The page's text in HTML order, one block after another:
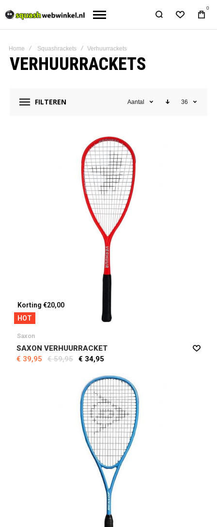
0
Home Squashrackets Verhuurrackets
VERHUURRACKETS
FILTEREN Aantal 36
Korting €20,00
HOT
Saxon
SAXON VERHUURRACKET
€ 39,95
€ 59,95 € 34,95